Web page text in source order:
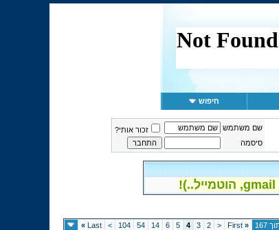
חיפוש
שם משתמש
זכור אותי?
סיסמה
«
First
<
2
3
4
5
6
14
54
104
>
Last
»